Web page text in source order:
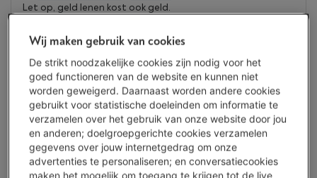
Let op, geld lenen kost ook geld.
Koop nu
Vergelijken
Troeven
Wij maken gebruik van cookies
De strikt noodzakelijke cookies zijn nodig voor het
goed functioneren van de website en kunnen niet
worden geweigerd. Daarnaast worden andere cookies
gebruikt voor statistische doeleinden om informatie te
verzamelen over het gebruik van onze website door jou
en anderen; doelgroepgerichte cookies verzamelen
gegevens over jouw internetgedrag om onze
advertenties te personaliseren; en conversatiecookies
maken het mogelijk om toegang te krijgen tot de live